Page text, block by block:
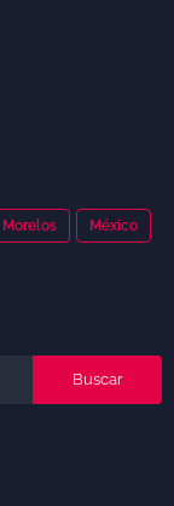
Morelos México